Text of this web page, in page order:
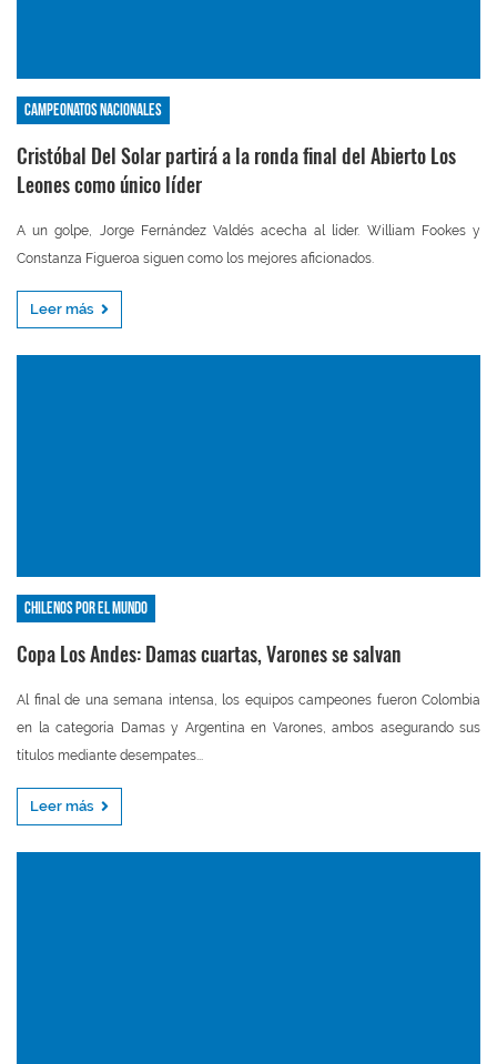
Campeonatos nacionales
Cristóbal Del Solar partirá a la ronda final del Abierto Los
Leones como único líder
A un golpe, Jorge Fernández Valdés acecha al líder. William Fookes y
Constanza Figueroa siguen como los mejores aficionados.
Leer más
Chilenos por el mundo
Copa Los Andes: Damas cuartas, Varones se salvan
Al final de una semana intensa, los equipos campeones fueron Colombia
en la categoría Damas y Argentina en Varones, ambos asegurando sus
títulos mediante desempates...
Leer más